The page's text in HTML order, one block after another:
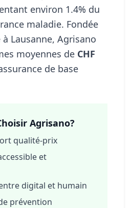
environ 1.4% du
maladie. Fondée
Lausanne, Agrisano
moyennes de CHF
de base
Agrisano?
qualité-prix
et
digital et humain
prévention